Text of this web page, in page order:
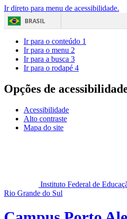
Ir direto para menu de acessibilidade.
BRASIL
Ir para o conteúdo 1
Ir para o menu 2
Ir para a busca 3
Ir para o rodapé 4
Opções de
Acessibilidade
Alto contraste
Mapa do site
Instituto Federal de
Rio Grande do Sul